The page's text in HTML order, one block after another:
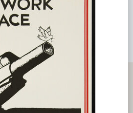
НА GOOGLE MAPS!
на мероприятие или проехать
бильярд - безлимит КосМикс
Киев, город Киев, Украина. Как
Как доехать? Маршрут.